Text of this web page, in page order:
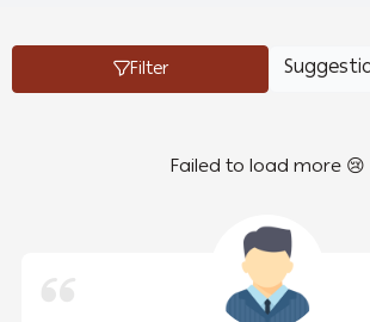
Filter
Failed to load more 😢